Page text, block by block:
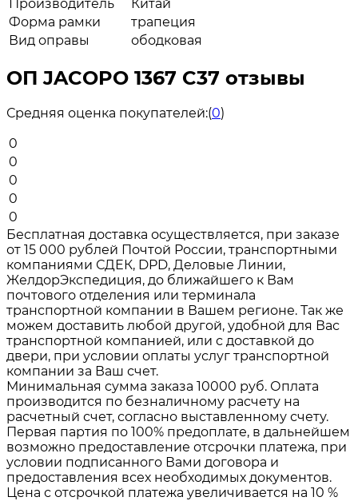
Производитель
Китай
Форма рамки
трапеция
Вид оправы
ободковая
ОП JACOPO 1367 C37 отзывы
Средняя оценка покупателей:(0)
0
0
0
0
0
Бесплатная доставка осуществляется, при заказе
от 15 000 рублей Почтой России, транспортными
компаниями СДЕК, DPD, Деловые Линии,
ЖелдорЭкспедиция, до ближайшего к Вам
почтового отделения или терминала
транспортной компании в Вашем регионе. Так же
можем доставить любой другой, удобной для Вас
транспортной компанией, или с доставкой до
двери, при условии оплаты услуг транспортной
компании за Ваш счет.
Минимальная сумма заказа 10000 руб. Оплата
производится по безналичному расчету на
расчетный счет, согласно выставленному счету.
Первая партия по 100% предоплате, в дальнейшем
возможно предоставление отсрочки платежа, при
условии подписанного Вами договора и
предоставления всех необходимых документов.
Цена с отсрочкой платежа увеличивается на 10 %